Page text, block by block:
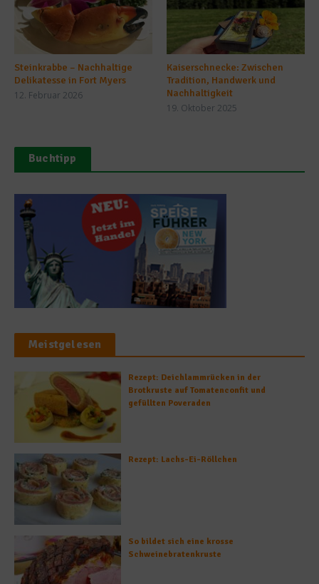
Steinkrabbe – Nachhaltige
Delikatesse in Fort Myers
12. Februar 2026
Kaiserschnecke: Zwischen
Tradition, Handwerk und
Nachhaltigkeit
19. Oktober 2025
Buchtipp
Meistgelesen
Rezept: Deichlammrücken in der
Brotkruste auf Tomatenconfit und
gefüllten Poveraden
Rezept: Lachs-Ei-Röllchen
So bildet sich eine krosse
Schweinebratenkruste